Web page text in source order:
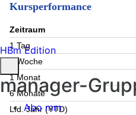
Kursperformance
Zeitraum
1 Tag
1 Woche
1 Monat
6 Monate
Lfd. Jahr (YTD)
HBm Edition
manager-
Abo mm